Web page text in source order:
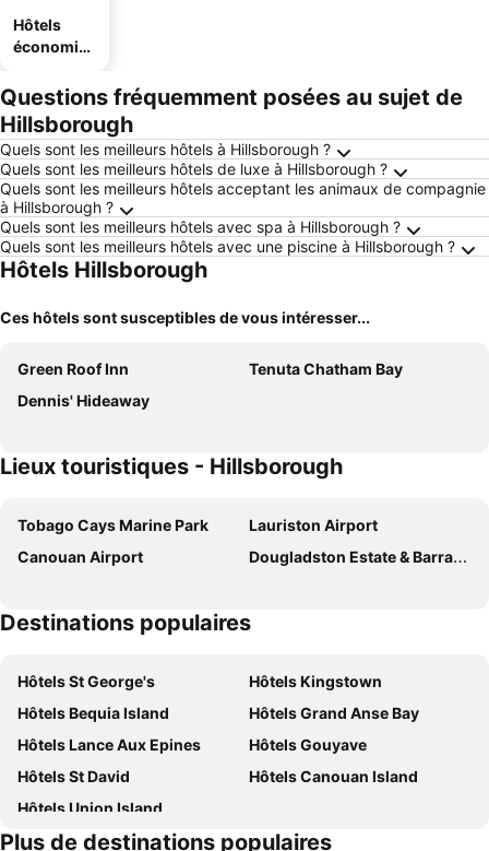
Hôtels
économiq
Questions fréquemment posées au sujet de
Hillsborough
Quels sont les meilleurs hôtels à Hillsborough ?
Quels sont les meilleurs hôtels de luxe à Hillsborough ?
Quels sont les meilleurs hôtels acceptant les animaux de compagnie
à Hillsborough ?
Quels sont les meilleurs hôtels avec spa à Hillsborough ?
Quels sont les meilleurs hôtels avec une piscine à Hillsborough ?
Hôtels Hillsborough
Ces hôtels sont susceptibles de vous intéresser...
Green Roof Inn
Tenuta Chatham Bay
Dennis' Hideaway
Lieux touristiques - Hillsborough
Tobago Cays Marine Park
Lauriston Airport
Canouan Airport
Dougladston Estate & Barracks
Destinations populaires
Hôtels St George's
Hôtels Kingstown
Hôtels Bequia Island
Hôtels Grand Anse Bay
Hôtels Lance Aux Epines
Hôtels Gouyave
Hôtels St David
Hôtels Canouan Island
Hôtels Union Island
Plus de destinations populaires